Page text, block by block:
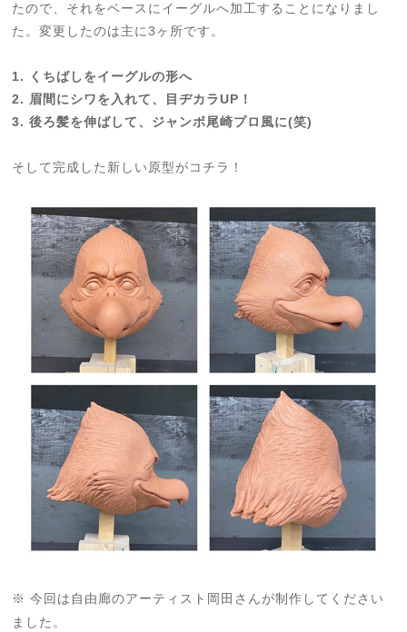
たので、それをベースにイーグルへ加工することになりまし
た。変更したのは主に3ヶ所です。
1. くちばしをイーグルの形へ
2. 眉間にシワを入れて、目ヂカラUP！
3. 後ろ髪を伸ばして、ジャンボ尾崎プロ風に(笑)
そして完成した新しい原型がコチラ！
※ 今回は自由廊のアーティスト岡田さんが制作してください
ました。